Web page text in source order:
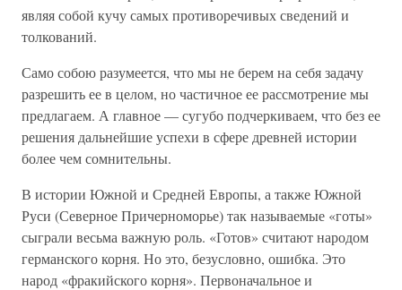
являя собой кучу самых противоречивых сведений и
толкований.
Само собою разумеется, что мы не берем на себя задачу
разрешить ее в целом, но частичное ее рассмотрение мы
предлагаем. А главное — сугубо подчеркиваем, что без ее
решения дальнейшие успехи в сфере древней истории
более чем сомнительны.
В истории Южной и Средней Европы, а также Южной
Руси (Северное Причерноморье) так называемые «готы»
сыграли весьма важную роль. «Готов» считают народом
германского корня. Но это, безусловно, ошибка. Это
народ «фракийского корня». Первоначальное и